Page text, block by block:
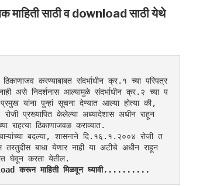
माहिती साठी व download साठी येथे
करण्याबाबत संदर्भाधीन क्र.१ च्या परिपत्र
असे निदर्शनास आल्यामुळे संदर्भाधीन क्र.२ च्या प
यांना पुन्हां सूचना देण्यात आल्या होत्या की,
रोजी प्रख्यापित केलेल्या अध्यादेशास अधीन राहून
राहत्या ठिकाणाजवळ कराव्यात.
बदल्या, शासनाने दि.१६.१.२००४ रोजी त
बाधा येणार नाही या अटीचे अधीन राहून
घेवून करता येतील.
करून माहिती मिळवून घ्यावी..........